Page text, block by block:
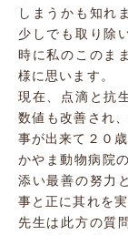
しまうかも知れ
少しでも取り除
時に私のこのま
様に思います。
現在、点滴と抗
数値も改善され
事が出来て２０
かやま動物病院
添い最善の努力
事と正に其れを
先生は此方の質